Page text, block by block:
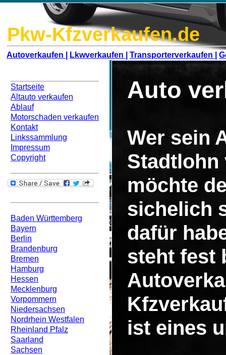
Pkw-Kfzverkaufen.de
Autoverkaufen | Lkwverkaufen | Transporterverkaufen |
Startseite
Altauto verkaufen
Ablauf
Motorschaden verkaufen
Kontakt
Linkssammlung
Impressum
Copyright
Baden Württemberg
Bayern
Berlin
Brandenburg
Bremen
Hamburg
Hessen
Mecklenburg
Vorpommern
Niedersachsen
Nordrhein Westfalen
Rheinland Pfalz
Saarland
Sachsen
Auto
Wer sein
Stadtlohn
möchte
sichelich
dafür
steht fest
ist eines